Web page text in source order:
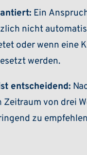
Ein
nicht
oder wenn eine
werden.
entscheidend:
Zeitraum von drei
zu